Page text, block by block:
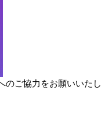
のご協力をお願いいたし